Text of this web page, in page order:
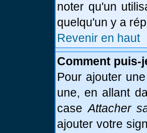
noter qu'un
quelqu'un y a
Revenir en haut
Comment puis-
Pour ajouter
une, en allant
caseAttacher
ajouter votre